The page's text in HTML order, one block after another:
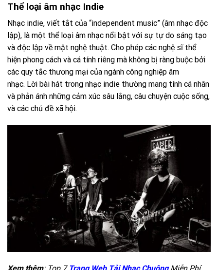
Thể loại âm nhạc Indie
Nhạc indie, viết tắt của “independent music” (âm nhạc độc
lập), là một thể loại âm nhạc nổi bật với sự tự do sáng tạo
và độc lập về mặt nghệ thuật. Cho phép các nghệ sĩ thể
hiện phong cách và cá tính riêng mà không bị ràng buộc bởi
các quy tắc thương mại của ngành công nghiệp âm
nhạc. Lời bài hát trong nhạc indie thường mang tính cá nhân
và phản ánh những cảm xúc sâu lắng, câu chuyện cuộc sống,
và các chủ đề xã hội.